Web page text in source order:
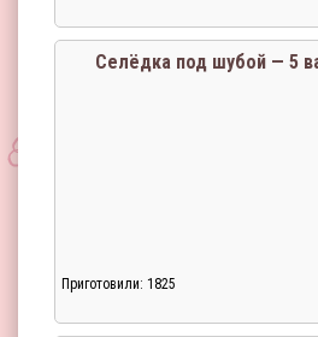
Селёдка под шубой — 5
Приготовили: 1825